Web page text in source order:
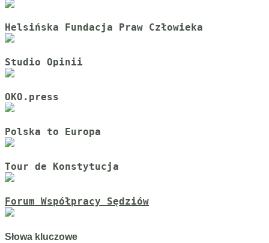
Helsińska Fundacja Praw Człowieka
Studio Opinii
OKO.press
Polska to Europa
Tour de Konstytucja
Forum Współpracy Sędziów
Słowa kluczowe